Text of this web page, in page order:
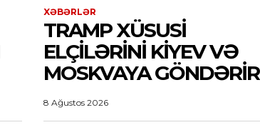
XƏBƏRLƏR
TRAMP XÜSUSI
ELÇILƏRINI KIYEV VƏ
MOSKVAYA GÖNDƏRIR
8 Ağustos 2026